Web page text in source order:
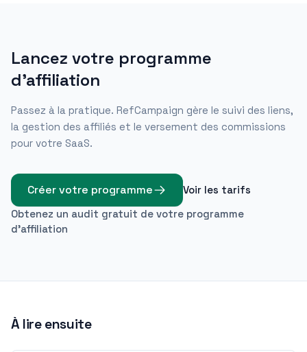
Lancez votre programme
d'affiliation
Passez à la pratique. RefCampaign gère le suivi des liens,
la gestion des affiliés et le versement des commissions
pour votre SaaS.
Créer votre programme
Voir les tarifs
Obtenez un audit gratuit de votre programme
d'affiliation
À lire ensuite